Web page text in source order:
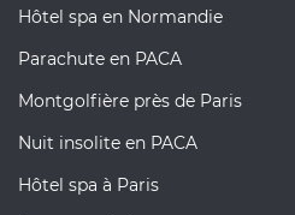
Hôtel spa en Normandie
Parachute en PACA
Montgolfière près de Paris
Nuit insolite en PACA
Hôtel spa à Paris